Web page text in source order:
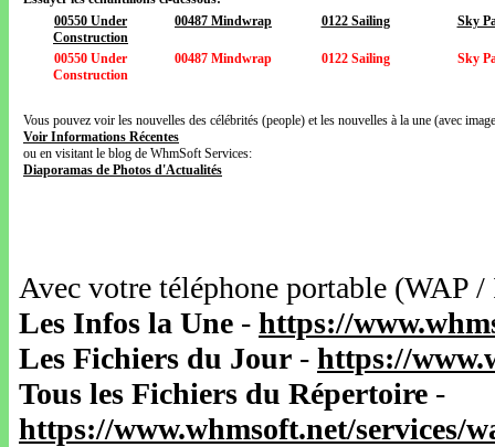
00550 Under
Construction
00487 Mindwrap 0122 Sailing Sky
00550 Under
Construction
00487 Mindwrap 0122 Sailing Sky
Vous pouvez voir les nouvelles des célébrités (people) et les nouvelles à la une (avec
Voir Informations Récentes
ou en visitant le blog de WhmSoft Services:
Diaporamas de Photos d'Actualités
Avec votre téléphone portable
Les Infos la Une - https://
Les Fichiers du Jour - https://
Tous les Fichiers du Répertoire -
https://www.whmsoft.net/services/